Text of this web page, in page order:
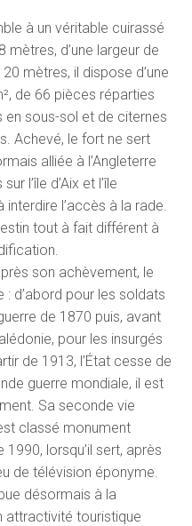
à un véritable cuirassé
mètres, d’une largeur de
mètres, il dispose d’une
de 66 pièces réparties
en sous-sol et de citernes
Achevé, le fort ne sert
alliée à l’Angleterre
l’île d’Aix et l’île
l’accès à la rade.
tout à fait différent à
son achèvement, le
d’abord pour les soldats
de 1870 puis, avant
pour les insurgés
de 1913, l’État cesse de
guerre mondiale, il est
Sa seconde vie
classé monument
lorsqu’il sert, après
de télévision éponyme.
désormais à la
attractivité touristique